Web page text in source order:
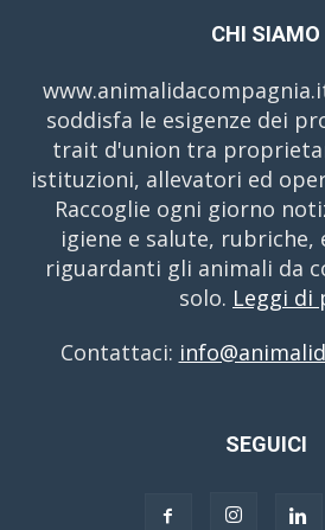
CHI SIAMO
soddisfa le esigenze dei
trait d'union tra
istituzioni, allevatori ed
Raccoglie ogni giorno
igiene e salute, rubriche,
riguardanti gli animali da
solo. Leggi di
Contattaci:
SEGUICI